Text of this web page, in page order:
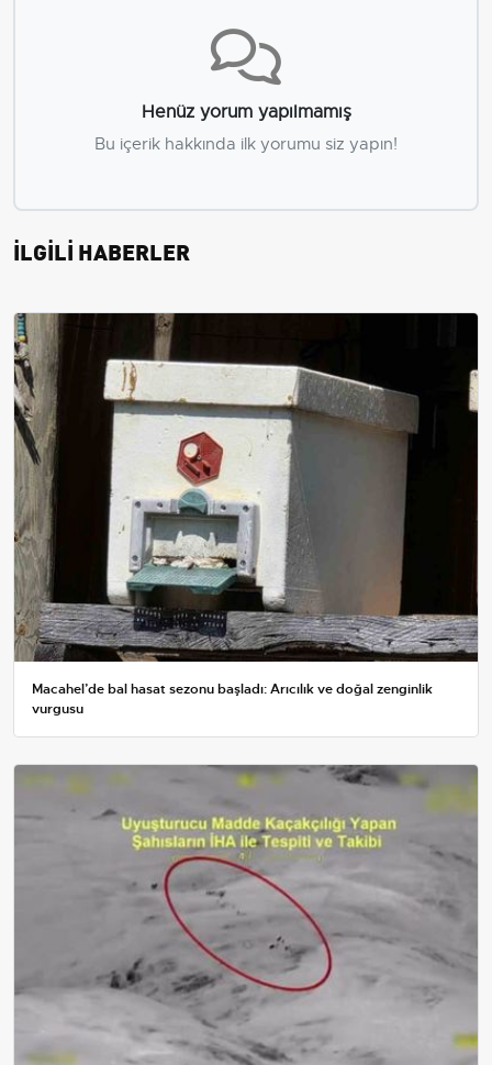
Henüz yorum yapılmamış
Bu içerik hakkında ilk yorumu siz yapın!
İLGİLİ HABERLER
Macahel’de bal hasat sezonu başladı: Arıcılık ve doğal zenginlik
vurgusu